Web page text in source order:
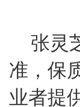
张灵
准，保
业者提